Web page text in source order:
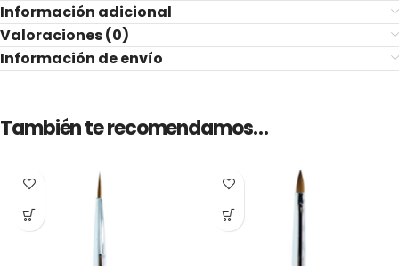
Información adicional
Valoraciones (0)
Información de envío
También te recomendamos…